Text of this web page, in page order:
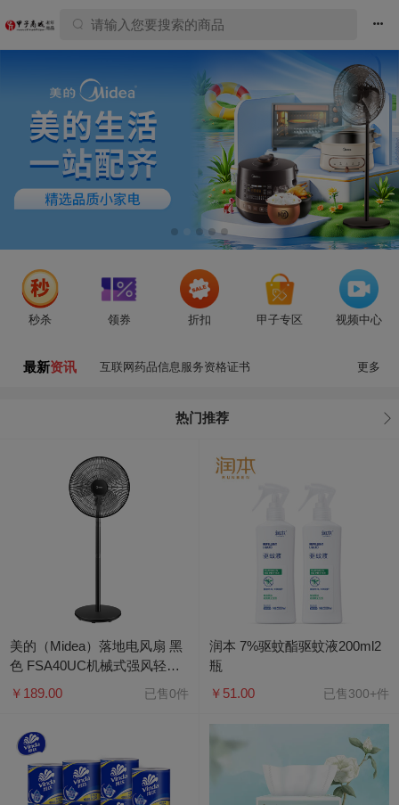

秒杀 领券 折扣 甲子专区 视频中心
最新资讯
2020年全国医疗器械安全宣传周发布公益宣传
海报
互联网药品信息服务资格证书
医疗器械互联网备案凭证
第二类医疗器械经营备案凭证
更多
热门推荐 
美的（Midea）落地电风扇 黑
色 FSA40UC机械式强风轻音
16吋台立两用3档风速可调大
￥189.00 已售0件
润本 7%驱蚊酯驱蚊液200ml2
瓶
￥51.00
已售300+件